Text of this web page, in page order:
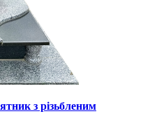
з різьбленим